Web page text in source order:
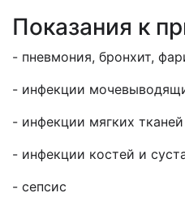
Показания к
- пневмония, бронхит,
- инфекции
- инфекции мягких
- инфекции костей и
- сепсис